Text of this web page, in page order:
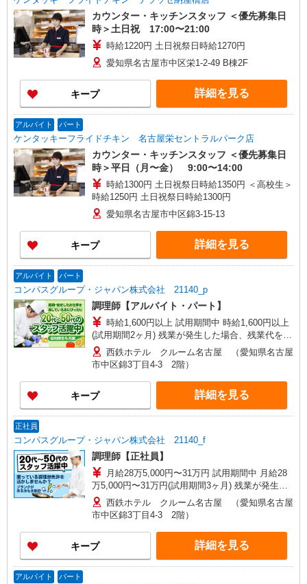
カウンター・キッチンスタッフ ＜優先募集日
時＞土日祝 17:00〜21:00
時給1220円 土日祝祭日時給1270円
愛知県名古屋市中区栄1-2-49 B棟2F
キープ 詳細を見る
アルバイト パート
ケンタッキーフライドチキン 名古屋栄セントラルパーク店
カウンター・キッチンスタッフ ＜優先募集日
時＞平日（月〜金） 9:00〜14:00
時給1300円 土日祝祭日時給1350円 ＜高校生＞
時給1250円 土日祝祭日時給1300円
愛知県名古屋市中区錦3‐15‐13
キープ 詳細を見る
アルバイト パート
コンパスグループ・ジャパン株式会社 21140_p
調理師【アルバイト・パート】
時給1,600円以上 試用期間中 時給1,600円以上
(試用期間2ヶ月) 残業が発生した場合、残業代を1
分単位で別途支給します。
西鉄ホテル クルーム名古屋 （愛知県名古屋
市中区錦3丁目4-3 2階）
キープ 詳細を見る
正社員
コンパスグループ・ジャパン株式会社 21140_f
調理師【正社員】
月給28万5,000円〜31万円 試用期間中 月給28
万5,000円〜31万円(試用期間3ヶ月) 残業が発生し
た場合、残業代を1分単位で別途支給します。 ※
給与は経験や前職給与に応じて決定します。
西鉄ホテル クルーム名古屋 （愛知県名古屋
市中区錦3丁目4-3 2階）
キープ 詳細を見る
アルバイト パート